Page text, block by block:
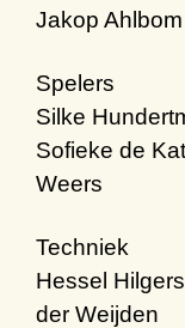
Jakop Ahlbom
Spelers
Silke
Sofieke de
Weers
Techniek
Hessel
der Weijden